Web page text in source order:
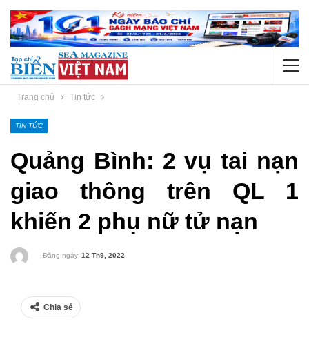
Trang chủ Tin tức
TIN TỨC
Quảng Bình: 2 vụ tai nạn
giao thông trên QL 1
khiến 2 phụ nữ tử nạn
- Đăng ngày 12 Th9, 2022
Chia sẻ